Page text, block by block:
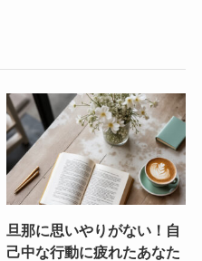
旦那に思いやりがない！自
己中な行動に疲れたあなた